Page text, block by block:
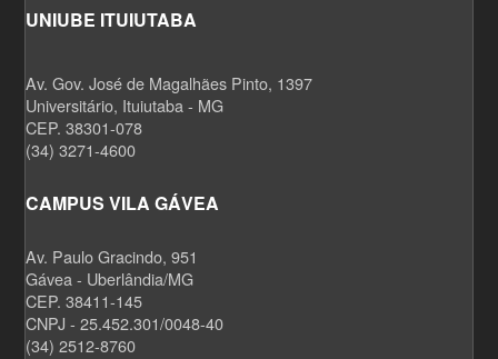
UNIUBE ITUIUTABA
Av. Gov. José de Magalhães Pinto, 1397
Universitário, Ituiutaba - MG
CEP. 38301-078
(34) 3271-4600
CAMPUS VILA GÁVEA
Av. Paulo Gracindo, 951
Gávea - Uberlândia/MG
CEP. 38411-145
CNPJ - 25.452.301/0048-40
(34) 2512-8760